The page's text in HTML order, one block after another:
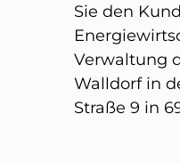
Sie den
Verwaltung
Walldorf in
Straße 9 in